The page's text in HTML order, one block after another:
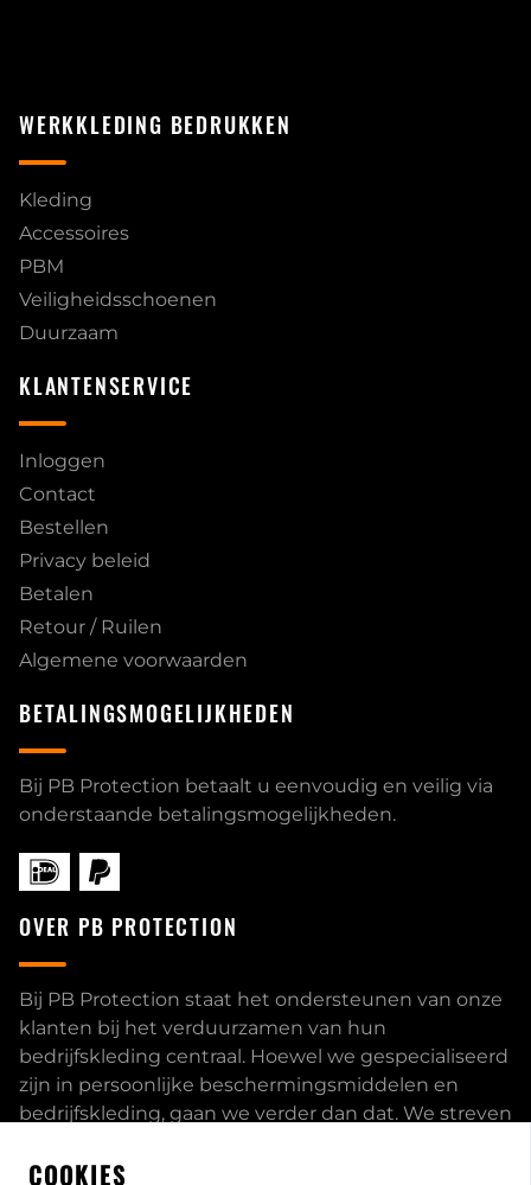
WERKKLEDING BEDRUKKEN
Kleding
Accessoires
PBM
Veiligheidsschoenen
Duurzaam
KLANTENSERVICE
Inloggen
Contact
Bestellen
Privacy beleid
Betalen
Retour / Ruilen
Algemene voorwaarden
BETALINGSMOGELIJKHEDEN
Bij PB Protection betaalt u eenvoudig en veilig via
onderstaande betalingsmogelijkheden.
OVER PB PROTECTION
Bij PB Protection staat het ondersteunen van onze
klanten bij het verduurzamen van hun
bedrijfskleding centraal. Hoewel we gespecialiseerd
zijn in persoonlijke beschermingsmiddelen en
bedrijfskleding, gaan we verder dan dat. We streven
bieden een uitgebreid servicepakket aan, inclusief
COOKIES